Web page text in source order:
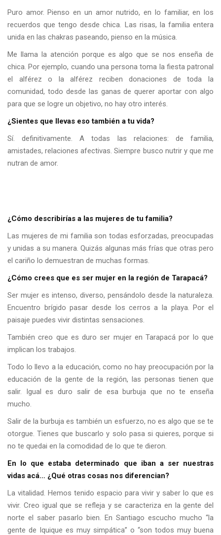
Puro amor. Pienso en un amor nutrido, en lo familiar, en los
recuerdos que tengo desde chica. Las risas, la familia entera
unida en las chakras paseando, pienso en la música.
Me llama la atención porque es algo que se nos enseña de
chica. Por ejemplo, cuando una persona toma la fiesta patronal
el alférez o la alférez reciben donaciones de toda la
comunidad, todo desde las ganas de querer aportar con algo
para que se logre un objetivo, no hay otro interés.
¿Sientes que llevas eso también a tu vida?
Sí. definitivamente. A todas las relaciones: de familia,
amistades, relaciones afectivas. Siempre busco nutrir y que me
nutran de amor.
¿Cómo describirías a las mujeres de tu familia?
Las mujeres de mi familia son todas esforzadas, preocupadas
y unidas a su manera. Quizás algunas más frías que otras pero
el cariño lo demuestran de muchas formas.
¿Cómo crees que es ser mujer en la región de Tarapacá?
Ser mujer es intenso, diverso, pensándolo desde la naturaleza.
Encuentro brígido pasar desde los cerros a la playa. Por el
paisaje puedes vivir distintas sensaciones.
También creo que es duro ser mujer en Tarapacá por lo que
implican los trabajos.
Todo lo llevo a la educación, como no hay preocupación por la
educación de la gente de la región, las personas tienen que
salir. Igual es duro salir de esa burbuja que no te enseña
mucho.
Salir de la burbuja es también un esfuerzo, no es algo que se te
otorgue. Tienes que buscarlo y solo pasa si quieres, porque si
no te quedai en la comodidad de lo que te dieron.
En lo que estaba determinado que iban a ser nuestras
vidas acá… ¿Qué otras cosas nos diferencian?
La vitalidad. Hemos tenido espacio para vivir y saber lo que es
vivir. Creo igual que se refleja y se caracteriza en la gente del
norte el saber pasarlo bien. En Santiago escucho mucho “la
gente de Iquique es muy simpática” o “son todos muy buena